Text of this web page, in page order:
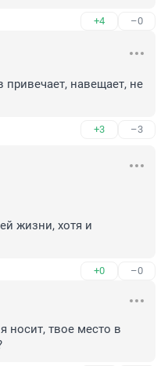
+4 –0
навещает, не
+3 –3
жизни, хотя и
+0 –0
носит, твое место в